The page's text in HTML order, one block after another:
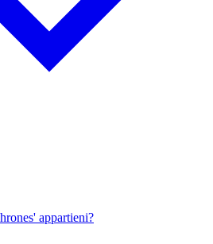
appartieni?